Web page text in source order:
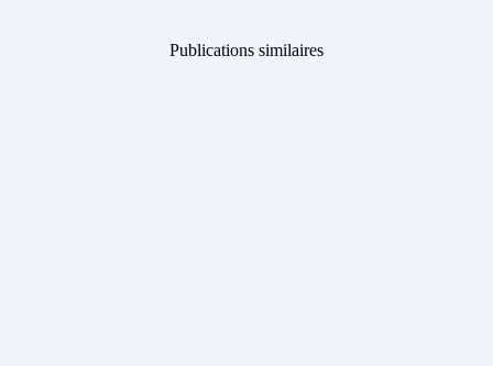
Publications similaires